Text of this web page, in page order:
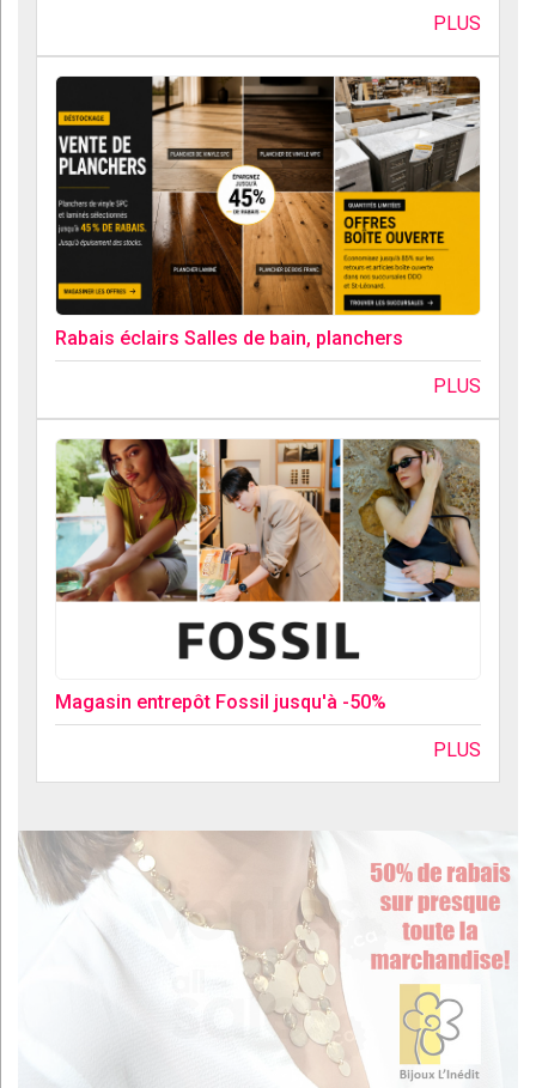
PLUS
Rabais éclairs Salles de bain, planchers
PLUS
Magasin entrepôt Fossil jusqu'à -50%
PLUS